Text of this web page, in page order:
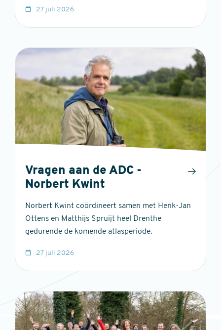
27 juli 2026
Vragen aan de ADC -
Norbert Kwint
Norbert Kwint coördineert samen met Henk-Jan
Ottens en Matthijs Spruijt heel Drenthe
gedurende de komende atlasperiode.
27 juli 2026